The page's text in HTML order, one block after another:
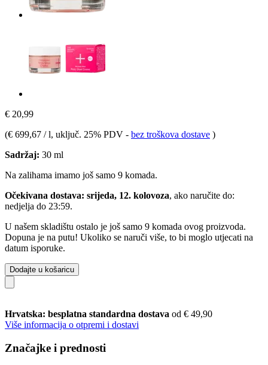
€ 20,99
(€ 699,67 / l, uključ. 25% PDV - bez troškova dostave )
Sadržaj: 30 ml
Na zalihama imamo još samo 9 komada.
Očekivana dostava: srijeda, 12. kolovoza, ako naručite do:
nedjelja do 23:59.
U našem skladištu ostalo je još samo 9 komada ovog proizvoda.
Dopuna je na putu! Ukoliko se naruči više, to bi moglo utjecati na
datum isporuke.
Dodajte u košaricu
Hrvatska: besplatna standardna dostava od € 49,90
Više informacija o otpremi i dostavi
Značajke i prednosti